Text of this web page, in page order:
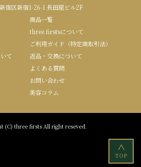
宿区新宿1-26-1 長田屋ビル2F
商品一覧
three firstsについて
ご利用ガイド（特定商取引法）
て
返品・交換について
よくある質問
お問い合わせ
美容コラム
(C) three firsts All right reseved.
<
TOP